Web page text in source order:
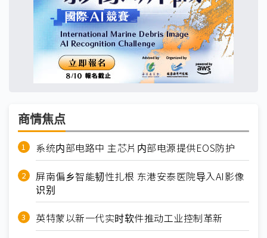
商情焦点
系统内部电路中 主芯片内部电源提供EOS防护
屏南偏乡智能韧性扎根 东港安泰医院导入AI影像
识别
英特蒙以新一代实时软件推动工业控制革新